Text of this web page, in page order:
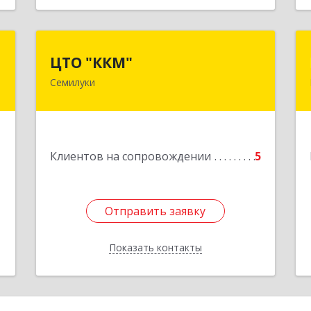
ЦТО "ККМ"
Семилуки
Клиентов на сопровождении 5
Отправить заявку
Показать контакты
Отправить заявку
Назад